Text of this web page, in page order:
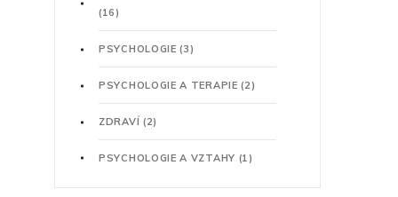
(16)
PSYCHOLOGIE(3)
PSYCHOLOGIE A TERAPIE(2)
ZDRAVÍ (2)
PSYCHOLOGIE A VZTAHY (1)